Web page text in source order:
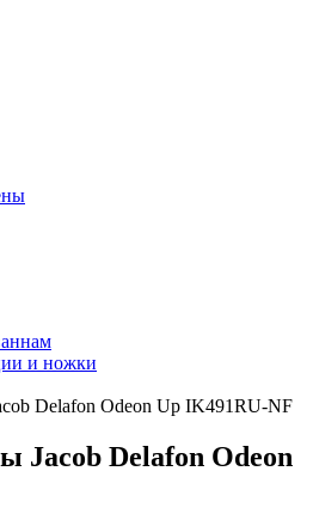
и ножки
Delafon Odeon Up IK491RU-NF
Jacob Delafon Odeon